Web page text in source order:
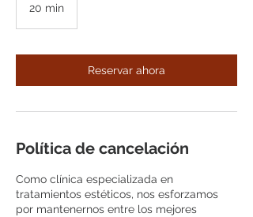
20 min
m
Reservar ahora
Política de cancelación
Como clínica especializada en
tratamientos estéticos, nos esforzamos
por mantenernos entre los mejores